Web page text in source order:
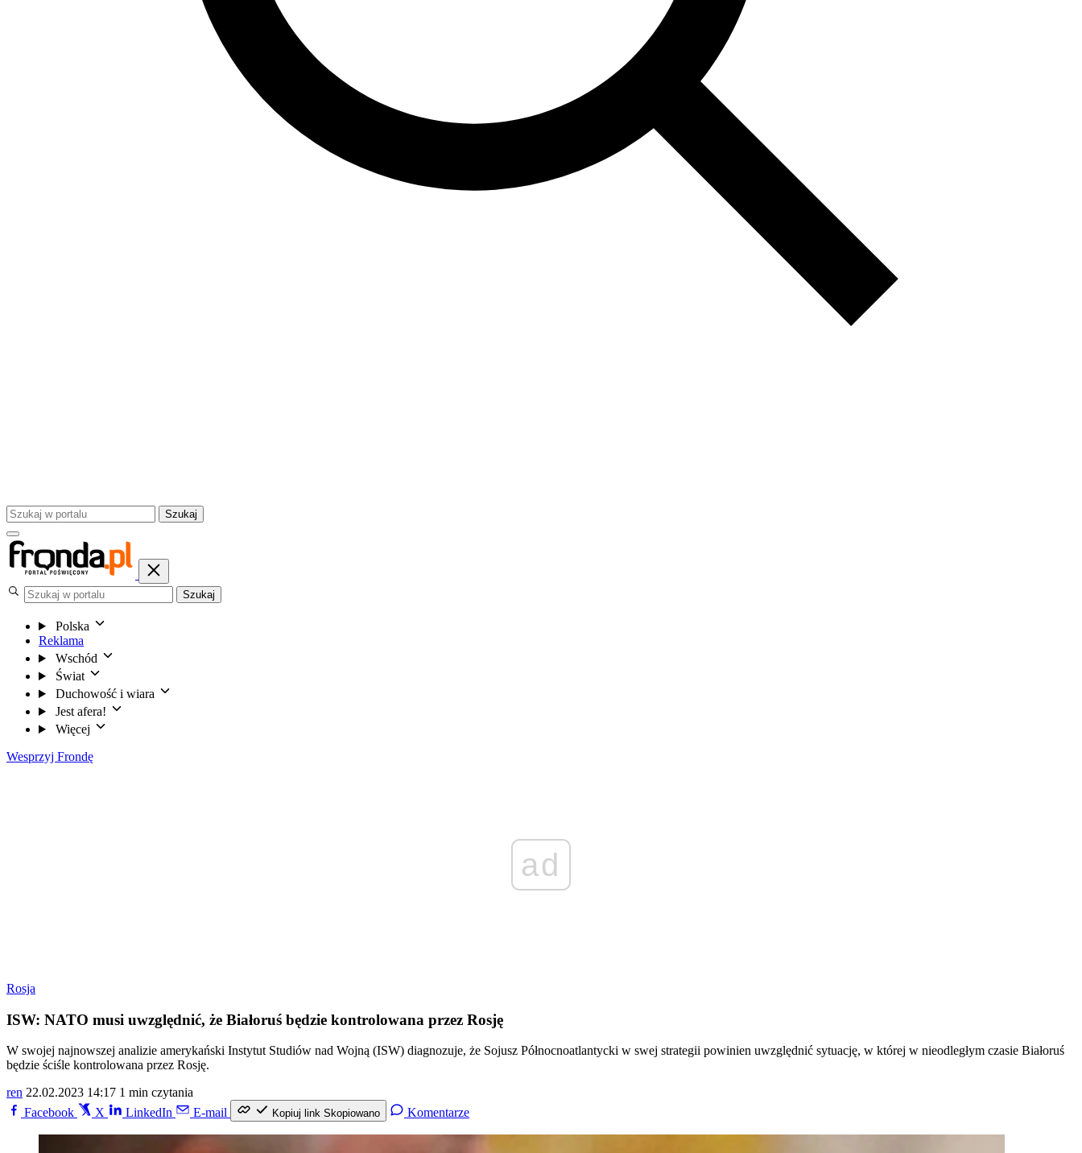
Szukaj
Szukaj
Polska
Reklama
Wschód
Świat
Duchowość i wiara
Jest afera!
Więcej
Wesprzyj Frondę
ad
Rosja
ISW: NATO musi uwzględnić, że Białoruś będzie kontrolowana przez Rosję
W swojej najnowszej analizie amerykański Instytut Studiów nad Wojną (ISW) diagnozuje, że Sojusz Północnoatlantycki w swej strategii powinien uwzględnić sytuację, w której w nieodległym czasie Białoruś
będzie ściśle kontrolowana przez Rosję.
ren 22.02.2023 14:17 1 min czytania
Facebook
X LinkedIn E-mail Kopiuj link Skopiowano Komentarze